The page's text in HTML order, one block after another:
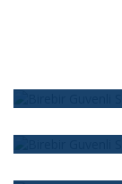
Program
Haftaiçi
Program